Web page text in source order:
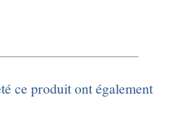
ce produit ont également